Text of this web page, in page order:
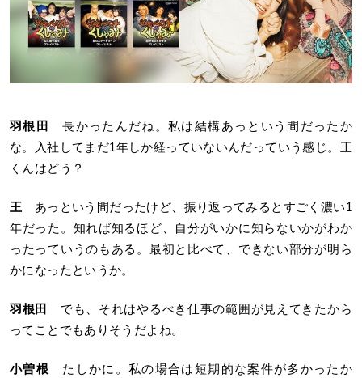
羽根田
長かったんだね。私は結構あっという間だったか
な。入社してまだ1年しか経っていないんだっていう感じ。王
くんはどう？
王 あっという間だったけど、振り返ってみるとすごく濃い1
年だった。知れば知るほど、自分がいかに知らないかがわか
ったっていうのもある。最初と比べて、できない部分が明ら
かになったというか。
羽根田
でも、それはやるべき仕事の範囲が見えてきたから
ってことでもありそうだよね。
小曽根 たしかに。私の場合は短期的な案件が多かったか